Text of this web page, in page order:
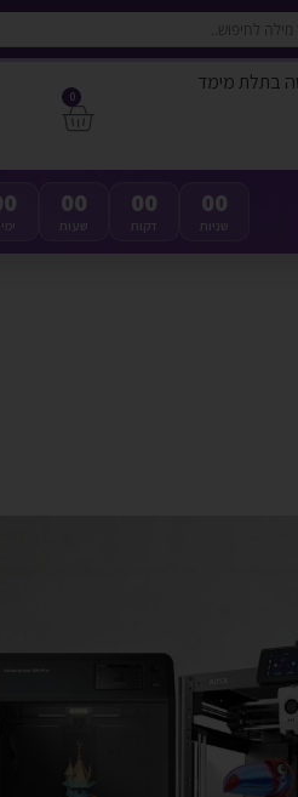
בתלת מימד
0
00
שעות
00
דקות
00
שניות